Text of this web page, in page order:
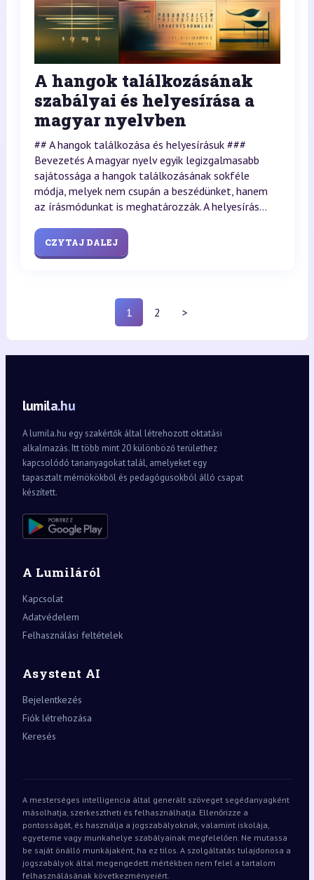
A hangok találkozásának
szabályai és helyesírása a
magyar nyelvben
## A hangok találkozása és helyesírásuk ###
Bevezetés A magyar nyelv egyik legizgalmasabb
sajátossága a hangok találkozásának sokféle
módja, melyek nem csupán a beszédünket, hanem
az írásmódunkat is meghatározzák. A helyesírás...
CZYTAJ DALEJ
1 2 >
lumila.hu
A lumila.hu egy szakértők által létrehozott oktatási
alkalmazás. Itt több mint 20 különböző területhez
kapcsolódó tananyagokat talál, amelyeket egy
tapasztalt mérnökökből és pedagógusokból álló csapat
készített.
A Lumiláról
Kapcsolat
Adatvédelem
Felhasználási feltételek
Asystent AI
Bejelentkezés
Fiók létrehozása
Keresés
A mesterséges intelligencia által generált szöveget segédanyagként
másolhatja, szerkesztheti és felhasználhatja. Ellenőrizze a
pontosságát, és használja a jogszabályoknak, valamint iskolája,
egyeteme vagy munkahelye szabályainak megfelelően. Ne mutassa
be saját önálló munkájaként, ha ez tilos. A szolgáltatás tulajdonosa a
jogszabályok által megengedett mértékben nem felel a tartalom
felhasználásának következményeiért.